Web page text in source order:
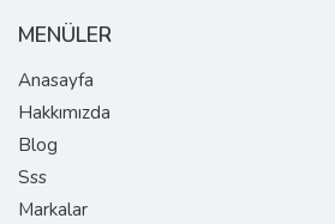
MENÜLER
Anasayfa
Hakkımızda
Blog
Sss
Markalar